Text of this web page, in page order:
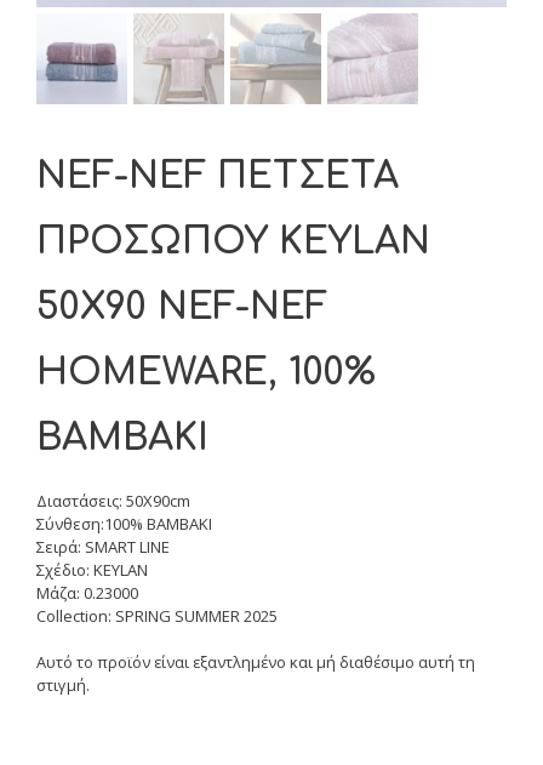
NEF-NEF ΠΕΤΣΕΤΑ
ΠΡΟΣΩΠΟΥ KEYLAN
50X90 NEF-NEF
HOMEWARE, 100%
BAMBAKI
Διαστάσεις: 50X90cm
Σύνθεση:100% BAMBAKI
Σειρά: SMART LINE
Σχέδιο: KEYLAN
Μάζα: 0.23000
Collection: SPRING SUMMER 2025
Αυτό το προϊόν είναι εξαντλημένο και μή διαθέσιμο αυτή τη
στιγμή.